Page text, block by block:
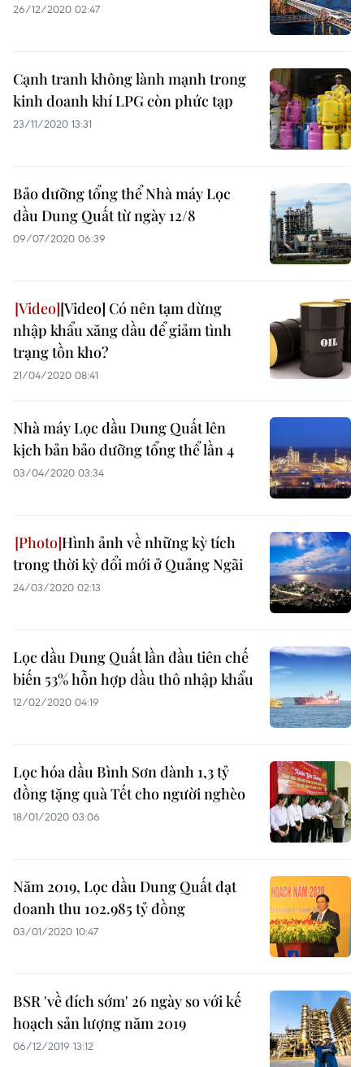
26/12/2020 02:47
Cạnh tranh không lành mạnh trong
kinh doanh khí LPG còn phức tạp
23/11/2020 13:31
Bảo dưỡng tổng thể Nhà máy Lọc
dầu Dung Quất từ ngày 12/8
09/07/2020 06:39
[Video] Có nên tạm dừng
nhập khẩu xăng dầu để giảm tình
trạng tồn kho?
21/04/2020 08:41
Nhà máy Lọc dầu Dung Quất lên
kịch bản bảo dưỡng tổng thể lần 4
03/04/2020 03:34
Hình ảnh về những kỳ tích
trong thời kỳ đổi mới ở Quảng Ngãi
24/03/2020 02:13
Lọc dầu Dung Quất lần đầu tiên chế
biến 53% hỗn hợp dầu thô nhập khẩu
12/02/2020 04:19
Lọc hóa dầu Bình Sơn dành 1,3 tỷ
đồng tặng quà Tết cho người nghèo
18/01/2020 03:06
Năm 2019, Lọc dầu Dung Quất đạt
doanh thu 102.985 tỷ đồng
03/01/2020 10:47
BSR 'về đích sớm' 26 ngày so với kế
hoạch sản lượng năm 2019
06/12/2019 13:12